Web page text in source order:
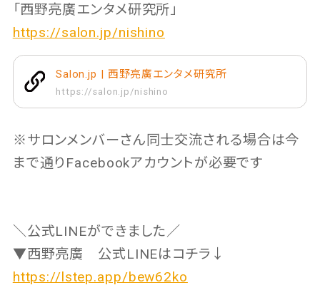
「西野亮廣エンタメ研究所」
https://salon.jp/nishino
Salon.jp | 西野亮廣エンタメ研究所
https://salon.jp/nishino
※サロンメンバーさん同士交流される場合は今
まで通りFacebookアカウントが必要です
＼公式LINEができました／
▼西野亮廣 公式LINEはコチラ↓
https://lstep.app/bew62ko